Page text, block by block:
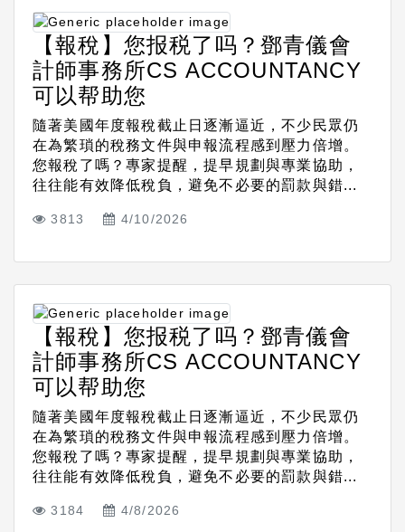
【報稅】您报税了吗？鄧青儀會
計師事務所CS ACCOUNTANCY
可以帮助您
隨著美國年度報稅截止日逐漸逼近，不少民眾仍
在為繁瑣的稅務文件與申報流程感到壓力倍增。
您報稅了嗎？專家提醒，提早規劃與專業協助，
往往能有效降低稅負，避免不必要的罰款與錯...
3813 4/10/2026
【報稅】您报税了吗？鄧青儀會
計師事務所CS ACCOUNTANCY
可以帮助您
隨著美國年度報稅截止日逐漸逼近，不少民眾仍
在為繁瑣的稅務文件與申報流程感到壓力倍增。
您報稅了嗎？專家提醒，提早規劃與專業協助，
往往能有效降低稅負，避免不必要的罰款與錯...
3184 4/8/2026